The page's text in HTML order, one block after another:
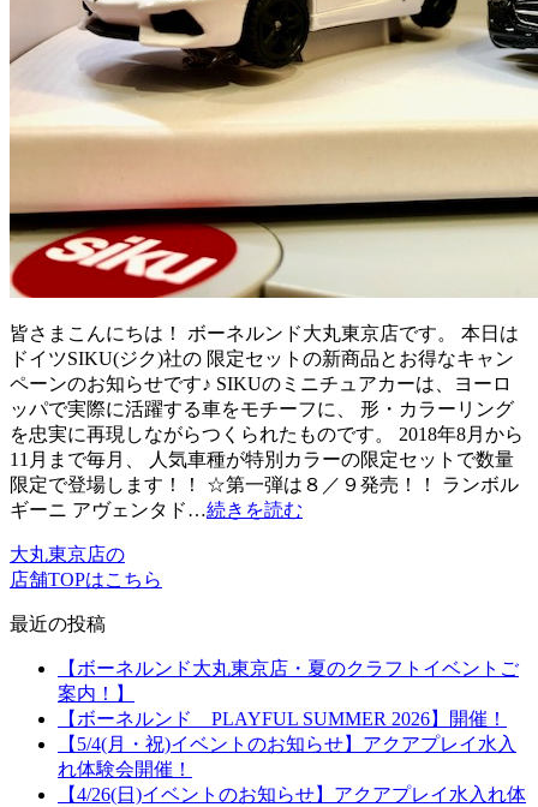
皆さまこんにちは！ ボーネルンド大丸東京店です。 本日は
ドイツSIKU(ジク)社の 限定セットの新商品とお得なキャン
ペーンのお知らせです♪ SIKUのミニチュアカーは、ヨーロ
ッパで実際に活躍する車をモチーフに、 形・カラーリング
を忠実に再現しながらつくられたものです。 2018年8月から
11月まで毎月、 人気車種が特別カラーの限定セットで数量
限定で登場します！！ ☆第一弾は８／９発売！！ ランボル
ギーニ アヴェンタド…続きを読む
大丸東京店の
店舗TOPはこちら
最近の投稿
【ボーネルンド大丸東京店・夏のクラフトイベントご
案内！】
【ボーネルンド PLAYFUL SUMMER 2026】開催！
【5/4(月・祝)イベントのお知らせ】アクアプレイ水入
れ体験会開催！
【4/26(日)イベントのお知らせ】アクアプレイ水入れ体